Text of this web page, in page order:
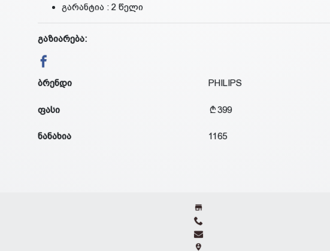
გარანტია : 2 წელი
გაზიარება:
ბრენდი PHILIPS
ფასი 399
ნანახია 1165